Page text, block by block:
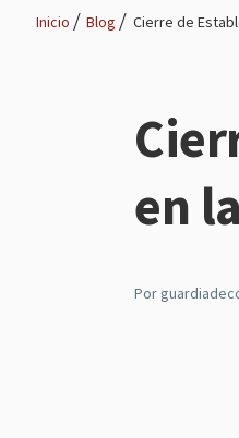
navigation
Inicio Blog Cierre de
en
Por